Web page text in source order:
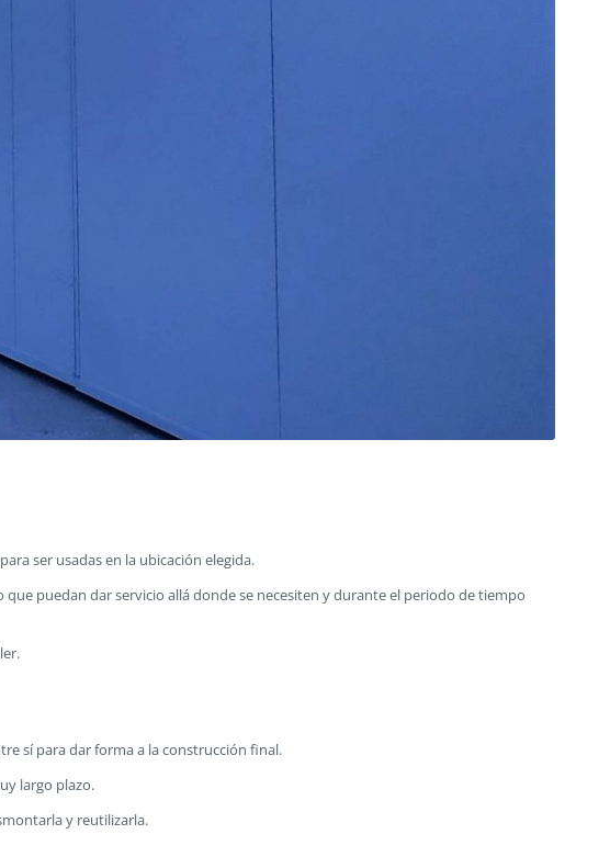
ser usadas en la ubicación elegida.
puedan dar servicio allá donde se necesiten y durante el periodo de tiempo
sí para dar forma a la construcción final.
largo plazo.
y reutilizarla.